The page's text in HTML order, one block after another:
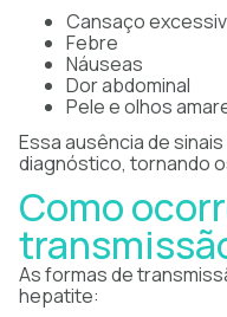
Cansaço
Febre
Náuseas
Dor abdominal
Pele e olhos
Essa ausência de
diagnóstico, tornando
Como
As formas de
hepatite: